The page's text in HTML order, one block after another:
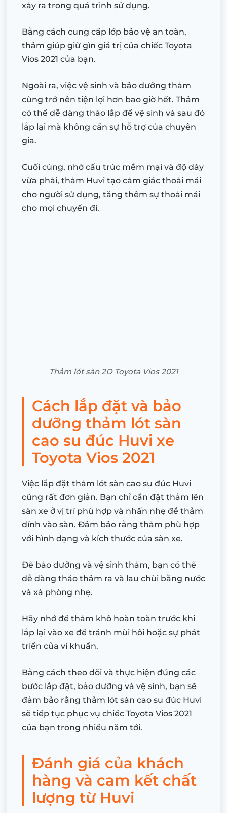
xảy ra trong quá trình sử dụng.
Bằng cách cung cấp lớp bảo vệ an toàn,
thảm giúp giữ gìn giá trị của chiếc Toyota
Vios 2021 của bạn.
Ngoài ra, việc vệ sinh và bảo dưỡng thảm
cũng trở nên tiện lợi hơn bao giờ hết. Thảm
có thể dễ dàng tháo lắp để vệ sinh và sau đó
lắp lại mà không cần sự hỗ trợ của chuyên
gia.
Cuối cùng, nhờ cấu trúc mềm mại và độ dày
vừa phải, thảm Huvi tạo cảm giác thoải mái
cho người sử dụng, tăng thêm sự thoải mái
cho mọi chuyến đi.
Thảm lót sàn 2D Toyota Vios 2021
Cách lắp đặt và bảo
dưỡng thảm lót sàn
cao su đúc Huvi xe
Toyota Vios 2021
Việc lắp đặt thảm lót sàn cao su đúc Huvi
cũng rất đơn giản. Bạn chỉ cần đặt thảm lên
sàn xe ở vị trí phù hợp và nhấn nhẹ để thảm
dính vào sàn. Đảm bảo rằng thảm phù hợp
với hình dạng và kích thước của sàn xe.
Để bảo dưỡng và vệ sinh thảm, bạn có thể
dễ dàng tháo thảm ra và lau chùi bằng nước
và xà phòng nhẹ.
Hãy nhớ để thảm khô hoàn toàn trước khi
lắp lại vào xe để tránh mùi hôi hoặc sự phát
triển của vi khuẩn.
Bằng cách theo dõi và thực hiện đúng các
bước lắp đặt, bảo dưỡng và vệ sinh, bạn sẽ
đảm bảo rằng thảm lót sàn cao su đúc Huvi
sẽ tiếp tục phục vụ chiếc Toyota Vios 2021
của bạn trong nhiều năm tới.
Đánh giá của khách
hàng và cam kết chất
lượng từ Huvi